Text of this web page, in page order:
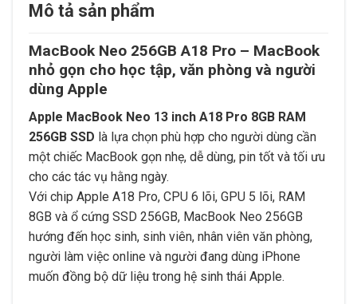
Mô tả sản phẩm
MacBook Neo 256GB A18 Pro – MacBook
nhỏ gọn cho học tập, văn phòng và người
dùng Apple
Apple MacBook Neo 13 inch A18 Pro 8GB RAM
256GB SSD là lựa chọn phù hợp cho người dùng cần
một chiếc MacBook gọn nhẹ, dễ dùng, pin tốt và tối ưu
cho các tác vụ hằng ngày.
Với chip Apple A18 Pro, CPU 6 lõi, GPU 5 lõi, RAM
8GB và ổ cứng SSD 256GB, MacBook Neo 256GB
hướng đến học sinh, sinh viên, nhân viên văn phòng,
người làm việc online và người đang dùng iPhone
muốn đồng bộ dữ liệu trong hệ sinh thái Apple.